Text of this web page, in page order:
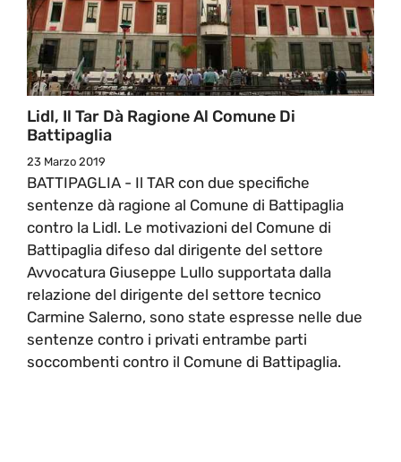
Lidl, Il Tar Dà Ragione Al Comune Di
Battipaglia
23 Marzo 2019
BATTIPAGLIA - Il TAR con due specifiche
sentenze dà ragione al Comune di Battipaglia
contro la Lidl. Le motivazioni del Comune di
Battipaglia difeso dal dirigente del settore
Avvocatura Giuseppe Lullo supportata dalla
relazione del dirigente del settore tecnico
Carmine Salerno, sono state espresse nelle due
sentenze contro i privati entrambe parti
soccombenti contro il Comune di Battipaglia.